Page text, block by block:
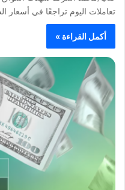
تعاملات اليوم تراجعًا في
أكمل القراءة »